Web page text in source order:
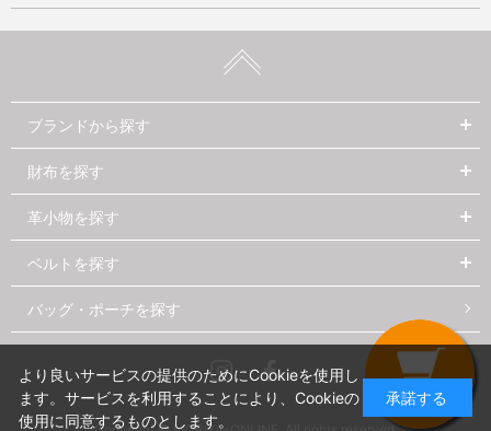
ブランドから探す
財布を探す
革小物を探す
ベルトを探す
バッグ・ポーチを探す
InstagramFacebook
より良いサービスの提供のためにCookieを使用し
ます。サービスを利用することにより、Cookieの
使用に同意するものとします。
承諾する